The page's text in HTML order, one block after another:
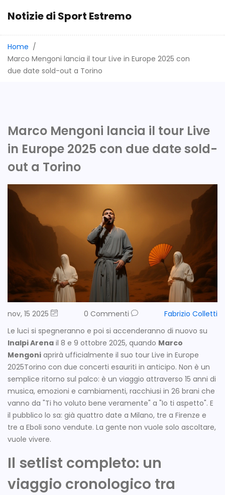
Notizie di Sport Estremo
Home
Marco Mengoni lancia il tour Live in Europe 2025 con
due date sold-out a Torino
Marco Mengoni lancia il tour Live
in Europe 2025 con due date sold-
out a Torino
nov, 15 2025 0 Commenti
Fabrizio Colletti
Le luci si spegneranno e poi si accenderanno di nuovo su
Inalpi Arena il 8 e 9 ottobre 2025, quando Marco
Mengoni aprirà ufficialmente il suo tour Live in Europe
2025Torino con due concerti esauriti in anticipo. Non è un
semplice ritorno sul palco: è un viaggio attraverso 15 anni di
musica, emozioni e cambiamenti, racchiusi in 26 brani che
vanno da "Ti ho voluto bene veramente" a "Io ti aspetto". E
il pubblico lo sa: già quattro date a Milano, tre a Firenze e
tre a Eboli sono vendute. La gente non vuole solo ascoltare,
vuole vivere.
Il setlist completo: un
viaggio cronologico tra